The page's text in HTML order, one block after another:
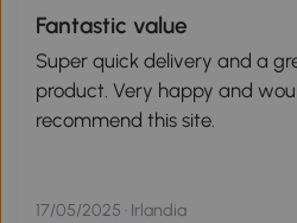
Fantastic value
Super quick delivery and a
product. Very happy and would definitely
recommend this site.
17/05/2025 · Irlandia